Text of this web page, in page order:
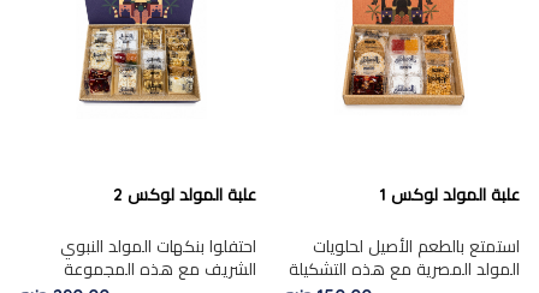
علبة المولد لوكس 1
استمتع بالطعم الأصيل لحلويات
المولد المصرية مع هذه التشكيلة
علبة المولد لوكس 2
احتفلوا بنكهات المولد النبوي
الشريف مع هذه المجموعة